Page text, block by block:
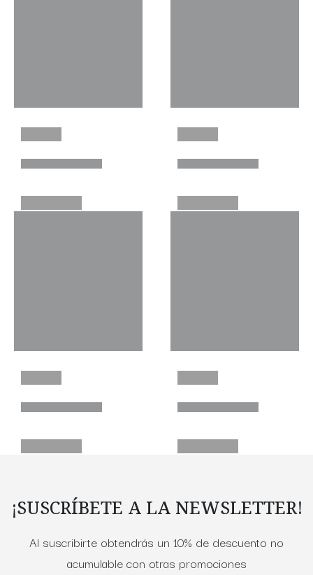
¡SUSCRÍBETE A LA NEWSLETTER!
Al suscribirte obtendrás un 10% de descuento no
acumulable con otras promociones